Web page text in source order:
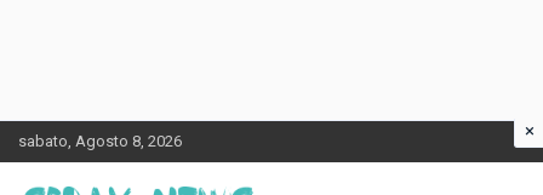
to
content
sabato, Agosto 8, 2026 ×